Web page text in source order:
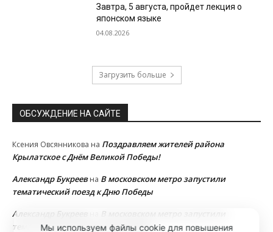
Завтра, 5 августа, пройдет лекция о
японском языке
04.08.2026
Загрузить больше
ОБСУЖДЕНИЕ НА САЙТЕ
Ксения Овсянникова на Поздравляем жителей района
Крылатское с Днём Великой Победы!
Александр Букреевна В московском метро запустили
тематический поезд к Дню Победы
Александр Букреев
В московском метро запустили
тематический поезд к Дню Победы
Мы используем файлы cookie для повышения